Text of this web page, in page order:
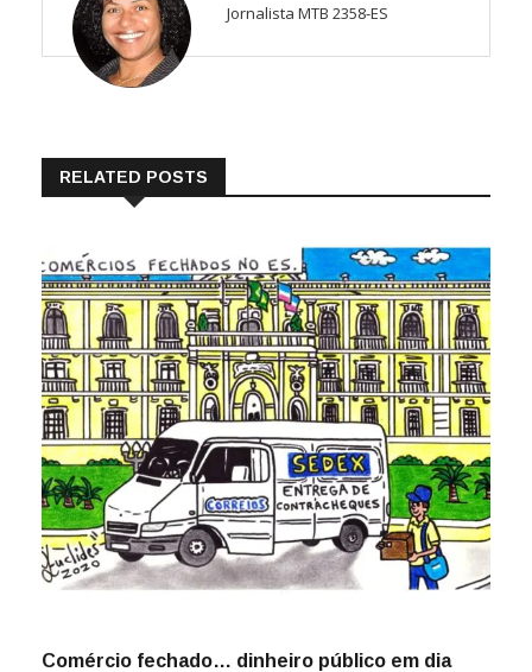
Jornalista MTB 2358-ES
RELATED POSTS
Comércio fechado… dinheiro público em dia